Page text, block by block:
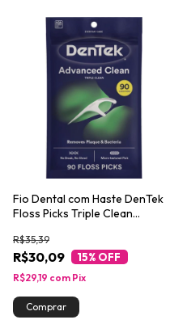
Fio Dental com Haste DenTek
Floss Picks Triple Clean
R$30,09
R$35,39
15% OFF
R$29,19 com Pix